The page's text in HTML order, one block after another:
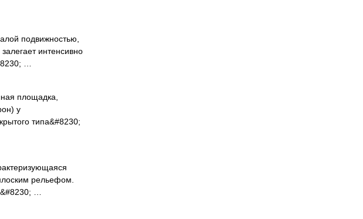
подвижностью,
интенсивно
…
площадка,
у
типа&#8230;
рельефом.
…